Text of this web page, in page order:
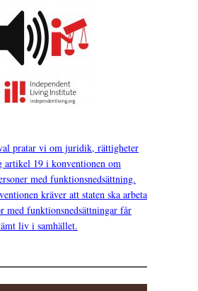
pratar vi om juridik, rättigheter
19 i konventionen om
med funktionsnedsättning.
kräver att staten ska arbeta
med funktionsnedsättningar får
liv i samhället.